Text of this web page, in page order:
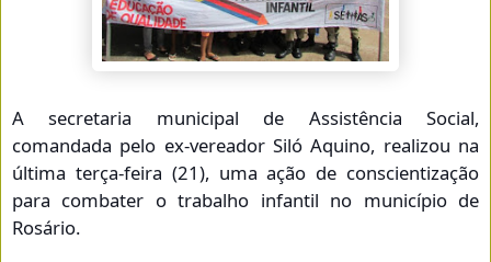
A secretaria municipal de Assistência Social,
comandada pelo ex-vereador Siló Aquino, realizou na
última terça-feira (21), uma ação de conscientização
para combater o trabalho infantil no município de
Rosário.